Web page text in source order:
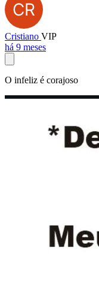
Cristiano VIP
há 9 meses
O infeliz é corajoso